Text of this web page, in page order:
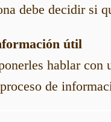
debe decidir si
útil
hablar con
de